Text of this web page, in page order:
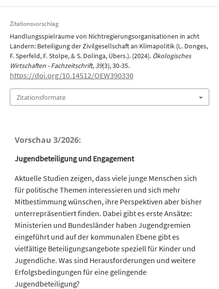
Zitationsvorschlag
Handlungsspielräume von Nichtregierungsorganisationen in acht
Ländern: Beteiligung der Zivilgesellschaft an Klimapolitik (L. Donges,
F. Sperfeld, F. Stolpe, & S. Dolinga, Übers.). (2024). Ökologisches
Wirtschaften - Fachzeitschrift, 39(3), 30-35.
https://doi.org/10.14512/OEW390330
Zitationsformate
Vorschau 3/2026:
Jugendbeteiligung und Engagement
Aktuelle Studien zeigen, dass viele junge Menschen sich
für politische Themen interessieren und sich mehr
Mitbestimmung wünschen, ihre Perspektiven aber bisher
unterrepräsentiert finden. Dabei gibt es erste Ansätze:
Ministerien und Bundesländer haben Jugendgremien
eingeführt und auf der kommunalen Ebene gibt es
vielfältige Beteiligungsangebote speziell für Kinder und
Jugendliche. Was sind Herausforderungen und weitere
Erfolgsbedingungen für eine gelingende
Jugendbeteiligung?